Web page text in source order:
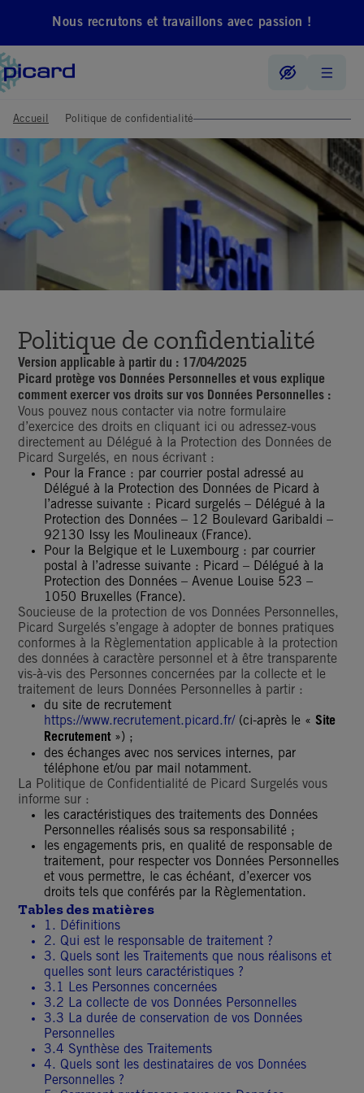
Nous recrutons et travaillons avec passion !
Accueil Politique de confidentialité
Politique de confidentialité
Version applicable à partir du : 17/04/2025
Picard protège vos Données Personnelles et vous explique
comment exercer vos droits sur vos Données Personnelles :
Vous pouvez nous contacter via notre formulaire
d’exercice des droits en cliquant ici ou adressez-vous
directement au Délégué à la Protection des Données de
Picard Surgelés, en nous écrivant :
Pour la France : par courrier postal adressé au
Délégué à la Protection des Données de Picard à
l’adresse suivante : Picard surgelés – Délégué à la
Protection des Données – 12 Boulevard Garibaldi –
92130 Issy les Moulineaux (France).
Pour la Belgique et le Luxembourg : par courrier
postal à l’adresse suivante : Picard – Délégué à la
Protection des Données – Avenue Louise 523 –
1050 Bruxelles (France).
Soucieuse de la protection de vos Données Personnelles,
Picard Surgelés s’engage à adopter de bonnes pratiques
conformes à la Règlementation applicable à la protection
des données à caractère personnel et à être transparente
vis-à-vis des Personnes concernées par la collecte et le
traitement de leurs Données Personnelles à partir :
du site de recrutement
https://www.recrutement.picard.fr/ (ci-après le «Site
Recrutement») ;
des échanges avec nos services internes, par
téléphone et/ou par mail notamment.
La Politique de Confidentialité de Picard Surgelés vous
informe sur :
les caractéristiques des traitements des Données
Personnelles réalisés sous sa responsabilité ;
les engagements pris, en qualité de responsable de
traitement, pour respecter vos Données Personnelles
et vous permettre, le cas échéant, d’exercer vos
droits tels que conférés par la Règlementation.
Tables des matières
1. Définitions
2. Qui est le responsable de traitement ?
3. Quels sont les Traitements que nous réalisons et
quelles sont leurs caractéristiques ?
3.1 Les Personnes concernées
3.2 La collecte de vos Données Personnelles
3.3 La durée de conservation de vos Données
Personnelles
3.4 Synthèse des Traitements
4. Quels sont les destinataires de vos Données
Personnelles ?